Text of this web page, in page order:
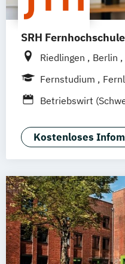
SRH
Riedlingen Berlin
Hamburg
Mannheim
Frankfurt am Main
Fernstudium
Betriebswirt
Betriebswirtschaft
Kostenloses